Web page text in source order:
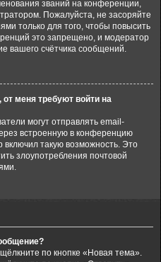
званий на конференции,
Пожалуйста, не засоряйте
только для того, чтобы повысить
это запрещено, и модератор
вашего счётчика сообщений.
меня требуют войти на
могут отправлять email-
встроенную в конференцию
такую возможность. Это
злоупотребления почтовой
по кнопке «Новая тема».